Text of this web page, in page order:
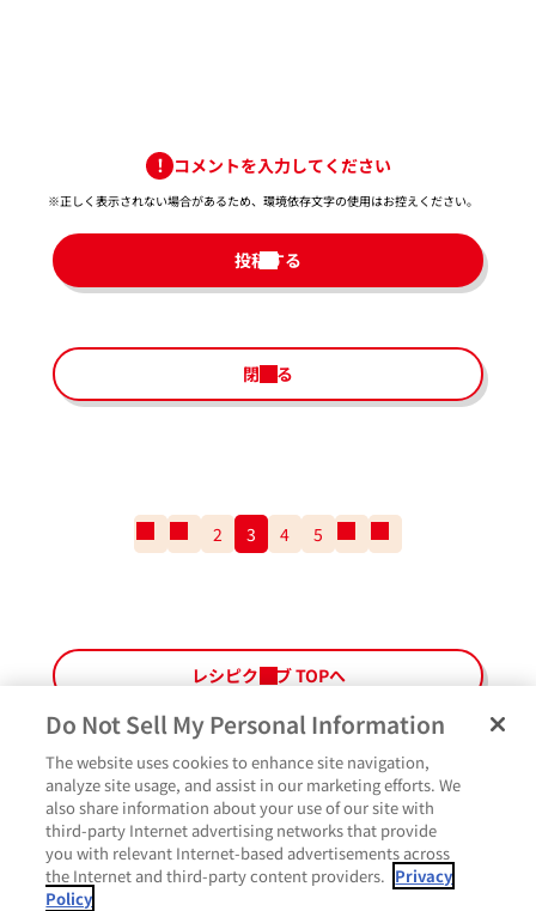
コメントを入力してください
※正しく表示されない場合があるため、環境依存文字の使用はお控えください。​
投稿する
閉じる
番
ペ
ー
ジ
の
2 3 4 5
の
番
ペ
ー
レシピクラブ TOPへ
作ったよ
ペ
ー
ジ
最
上
部
よくあるご質問 ご利用規約Glicoメンバーズ会員規約プライバシーポリシー
サイトマップお問い合わせCookie設定Glicoホームページ
Do Not Sell My Personal Information
The website uses cookies to enhance site navigation,
analyze site usage, and assist in our marketing efforts. We
also share information about your use of our site with
third-party Internet advertising networks that provide
you with relevant Internet-based advertisements across
the Internet and third-party content providers. Privacy
Policy